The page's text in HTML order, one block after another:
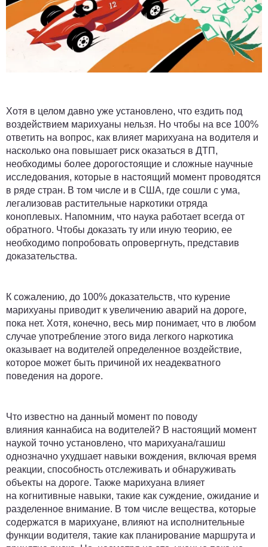
Хотя в целом давно уже установлено, что ездить под
воздействием марихуаны нельзя. Но чтобы на все 100%
ответить на вопрос, как влияет марихуана на водителя и
насколько она повышает риск оказаться в ДТП,
необходимы более дорогостоящие и сложные научные
исследования, которые в настоящий момент проводятся
в ряде стран. В том числе и в США, где сошли с ума,
легализовав растительные наркотики отряда
коноплевых. Напомним, что наука работает всегда от
обратного. Чтобы доказать ту или иную теорию, ее
необходимо попробовать опровергнуть, представив
доказательства.
К сожалению, до 100% доказательств, что курение
марихуаны приводит к увеличению аварий на дороге,
пока нет. Хотя, конечно, весь мир понимает, что в любом
случае употребление этого вида легкого наркотика
оказывает на водителей определенное воздействие,
которое может быть причиной их неадекватного
поведения на дороге.
Что известно на данный момент по поводу
влияния каннабиса на водителей? В настоящий момент
наукой точно установлено, что марихуана/гашиш
однозначно ухудшает навыки вождения, включая время
реакции, способность отслеживать и обнаруживать
объекты на дороге. Также марихуана влияет
на когнитивные навыки, такие как суждение, ожидание и
разделенное внимание. В том числе вещества, которые
содержатся в марихуане, влияют на исполнительные
функции водителя, такие как планирование маршрута и